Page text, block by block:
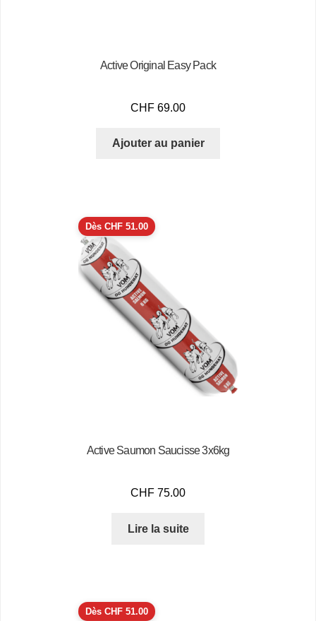
Active Original Easy Pack
CHF 69.00
Ajouter au panier
Dès CHF 51.00
Active Saumon Saucisse 3x6kg
CHF 75.00
Lire la suite
Dès CHF 51.00